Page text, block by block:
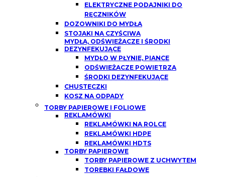
ELEKTRYCZNE PODAJNIKI DO
RĘCZNIKÓW
DOZOWNIKI DO MYDŁA
STOJAKI NA CZYŚCIWA
MYDŁA, ODŚWIEŻACZE I ŚRODKI
DEZYNFEKUJĄCE
MYDŁO W PŁYNIE, PIANCE
ODŚWIEŻACZE POWIETRZA
ŚRODKI DEZYNFEKUJĄCE
CHUSTECZKI
KOSZ NA ODPADY
TORBY PAPIEROWE I FOLIOWE
REKLAMÓWKI
REKLAMÓWKI NA ROLCE
REKLAMÓWKI HDPE
REKLAMÓWKI HDTS
TORBY PAPIEROWE
TORBY PAPIEROWE Z UCHWYTEM
TOREBKI FAŁDOWE